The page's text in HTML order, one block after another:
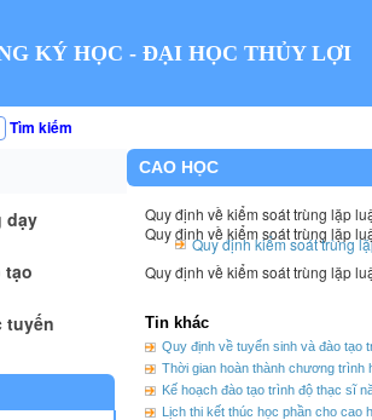
KÝ HỌC - ĐẠI HỌC THỦY LỢI
Tìm kiếm
dạy
tạo
tuyến
CAO HỌC
Quy định về kiểm soát trùng lặp
Quy định về kiểm soát trùng lặp
Quy định kiểm soát trùng
Quy định về kiểm soát trùng lặp
Tin khác
Quy định về tuyển sinh và đào tạo
Thời gian hoàn thành chương trình
Kế hoạch đào tạo trình độ thạc sĩ
Lịch thi kết thúc học phần cho cao